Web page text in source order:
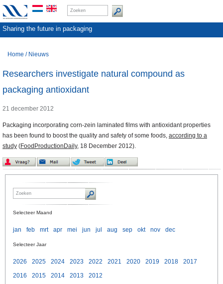
Sharing the future in packaging
Home / Nieuws
Researchers investigate natural compound as
packaging antioxidant
21 december 2012
Packaging incorporating corn-zein laminated films with antioxidant properties
has been found to boost the quality and safety of some foods, according to a
study (FoodProductionDaily, 18 December 2012).
Selecteer Maand
jan feb mrt apr mei jun jul aug sep okt nov dec
Selecteer Jaar
2026 2025 2024 2023 2022 2021 2020 2019 2018
2017
2016
2015 2014 2013 2012